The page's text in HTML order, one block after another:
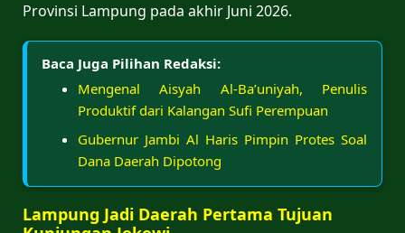
Provinsi Lampung pada akhir Juni 2026.
Baca Juga Pilihan Redaksi:
Mengenal Aisyah Al-Ba’uniyah, Penulis
Produktif dari Kalangan Sufi Perempuan
Gubernur Jambi Al Haris Pimpin Protes Soal
Dana Daerah Dipotong
Lampung Jadi Daerah Pertama Tujuan